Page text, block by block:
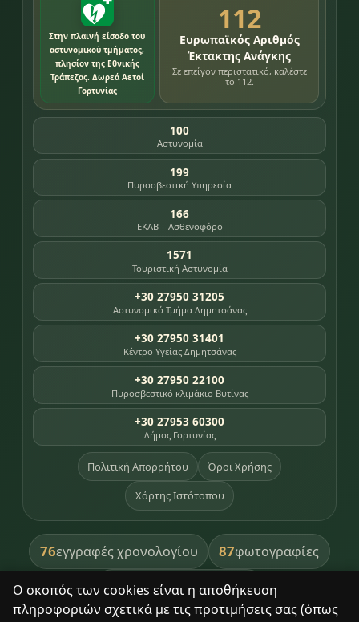
Ο σκοπός των cookies είναι η αποθήκευση
πληροφοριών σχετικά με τις προτιμήσεις σας (όπως
Στην πλαινή είσοδο του
αστυνομικού τμήματος,
πλησίον της Εθνικής
Τράπεζας. Δωρεά Αετοί
Γορτυνίας
112
Ευρωπαϊκός Αριθμός
Έκτακτης Ανάγκης
Σε επείγον περιστατικό, καλέστε
το 112.
100
Αστυνομία
199
Πυροσβεστική Υπηρεσία
166
ΕΚΑΒ – Ασθενοφόρο
1571
Τουριστική Αστυνομία
+30 27950 31205
Αστυνομικό Τμήμα Δημητσάνας
+30 27950 31401
Κέντρο Υγείας Δημητσάνας
+30 27950 22100
Πυροσβεστικό κλιμάκιο Βυτίνας
+30 27953 60300
Δήμος Γορτυνίας
Πολιτική Απορρήτου Όροι Χρήσης
Χάρτης Ιστότοπου
76εγγραφές χρονολογίου 87φωτογραφίες
391βιβλία βιβλιοθήκης